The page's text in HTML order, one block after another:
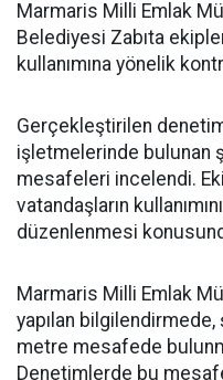
Marmaris Milli Emlak
Belediyesi Zabıta
kullanımına yönelik
Gerçekleştirilen
işletmelerinde bulunan
mesafeleri incelendi.
vatandaşların
düzenlenmesi
Marmaris Milli Emlak
yapılan
metre mesafede
Denetimlerde bu